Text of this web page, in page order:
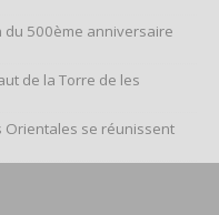
du 500ème anniversaire
de la Torre de les
Orientales se réunissent
de sortie